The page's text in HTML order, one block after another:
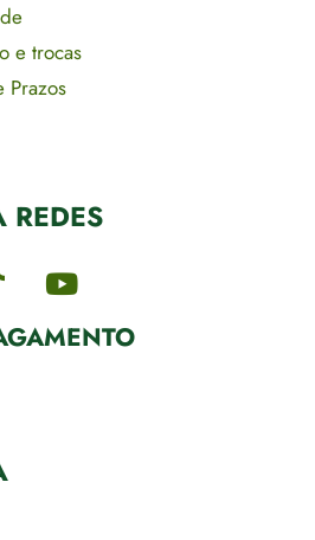
e trocas
Prazos